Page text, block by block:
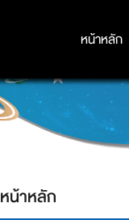
หน้าหลัก
หน้าหลัก
หน้าหลัก